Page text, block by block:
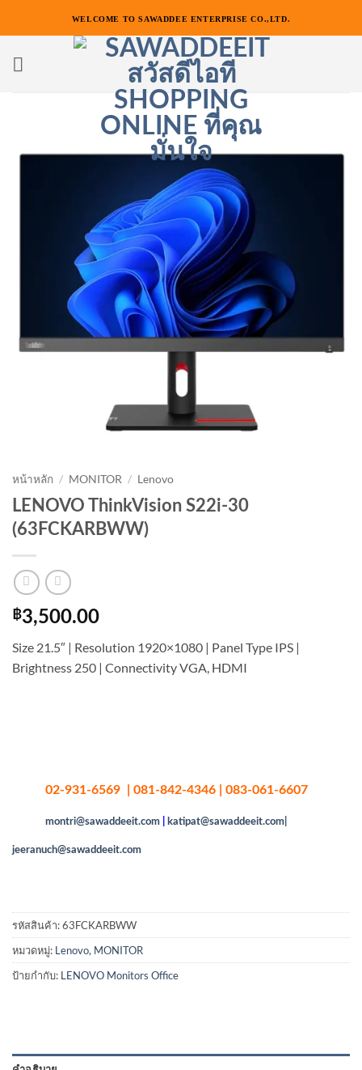
เนื้อหา
WELCOME TO SAWADDEE ENTERPRISE CO.,LTD.
หน้าหลัก / MONITOR / Lenovo
LENOVO ThinkVision S22i-30
(63FCKARBWW)
฿3,500.00
Size 21.5″ | Resolution 1920×1080 | Panel Type IPS |
Brightness 250 | Connectivity VGA, HDMI
02-931-6569 | 081-842-4346 | 083-061-6607
montri@sawaddeeit.com katipat@sawaddeeit.com|
jeeranuch@sawaddeeit.com
รหัสสินค้า:63FCKARBWW
หมวดหมู่: Lenovo, MONITOR
ป้ายกำกับ: LENOVO Monitors Office